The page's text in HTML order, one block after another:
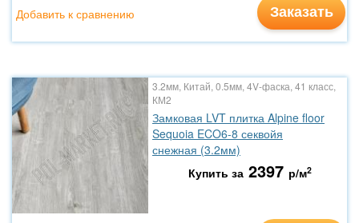
Заказать
Добавить к сравнению
3.2мм, Китай, 0.5мм, 4V-фаска, 41 класс,
КМ2
Замковая LVT плитка Alpine floor
Sequoia ECO6-8 секвойя
снежная (3.2мм)
Купить за 2397 р/м2